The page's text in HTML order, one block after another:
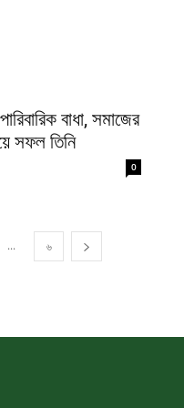
বাধা, সমাজের
সফল তিনি
0
... ৬